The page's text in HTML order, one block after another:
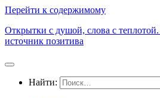
Перейти к содержимому
Открытки с душой, слова с
источник позитива
Найти: